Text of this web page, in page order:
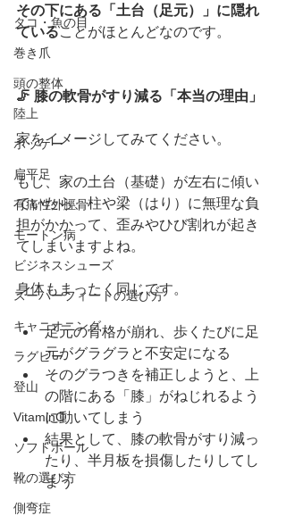
タコ・魚の目
巻き爪
頭の整体
陸上
ホッケー
扁平足
有痛性外脛骨
モートン病
ビジネスシューズ
スーパーフィートの選び方
キャニオニング
ラグビー
登山
VitaminC
ソフトボール
靴の選び方
側弯症
その下にある「土台（足元）」に隠れ
ていることがほとんどなのです。
🦵 膝の軟骨がすり減る「本当の理由」
家をイメージしてみてください。
もし、家の土台（基礎）が左右に傾い
ていたら、柱や梁（はり）に無理な負
担がかかって、歪みやひび割れが起き
てしまいますよね。
身体もまったく同じです。
足元の骨格が崩れ、歩くたびに足
元がグラグラと不安定になる
そのグラつきを補正しようと、上
の階にある「膝」がねじれるよう
に動いてしまう
結果として、膝の軟骨がすり減っ
たり、半月板を損傷したりしてし
まう